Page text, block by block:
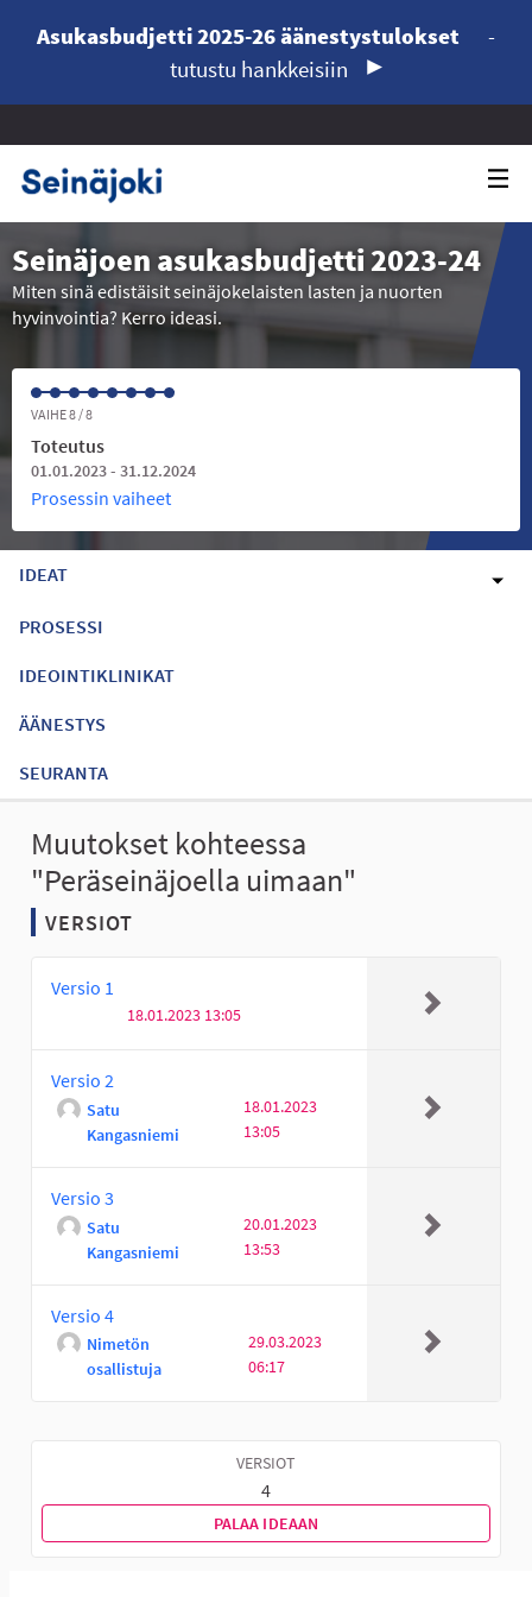
Asukasbudjetti 2025-26 äänestystulokset
-
tutustu hankkeisiin
Seinäjoen asukasbudjetti 2023-24
Miten sinä edistäisit seinäjokelaisten lasten ja nuorten
hyvinvointia? Kerro ideasi.
VAIHE 8 / 8
Toteutus
01.01.2023 - 31.12.2024
Prosessin vaiheet
IDEAT
PROSESSI
IDEOINTIKLINIKAT
ÄÄNESTYS
SEURANTA
Muutokset kohteessa
"Peräseinäjoella uimaan"
VERSIOT
Versio 1
18.01.2023 13:05
Versio 2
Satu
Kangasniemi
18.01.2023
13:05
Versio 3
Satu
Kangasniemi
20.01.2023
13:53
Versio 4
Nimetön
osallistuja
29.03.2023
06:17
VERSIOT
4
PALAA IDEAAN